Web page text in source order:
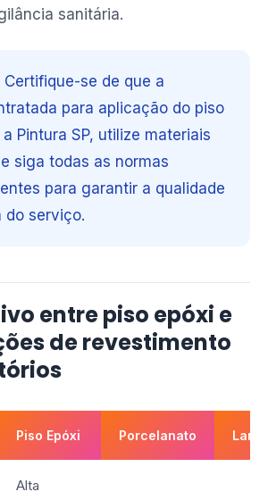
sanitária.
Certifique-se de que a
para aplicação do piso
Pintura SP, utilize materiais
siga todas as normas
para garantir a qualidade
do serviço.
entre piso epóxi e
de revestimento
Piso Epóxi Porcelanato
Alta